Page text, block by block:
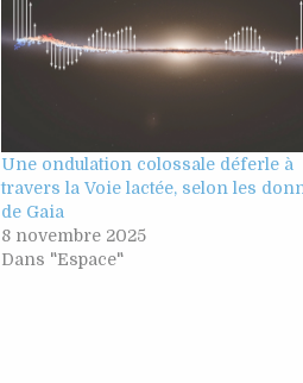
Une ondulation colossale déferle à
travers la Voie lactée, selon les
de Gaia
8 novembre 2025
Dans "Espace"